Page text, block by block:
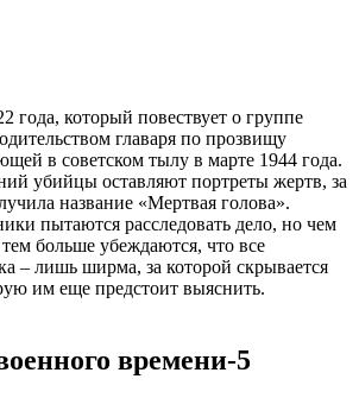
года, который повествует о группе
главаря по прозвищу
в советском тылу в марте 1944 года.
убийцы оставляют портреты жертв, за
название «Мертвая голова».
пытаются расследовать дело, но чем
больше убеждаются, что все
– лишь ширма, за которой скрывается
им еще предстоит выяснить.
времени-5